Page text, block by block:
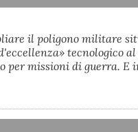
il poligono militare
tecnologico
per missioni di guerra. E